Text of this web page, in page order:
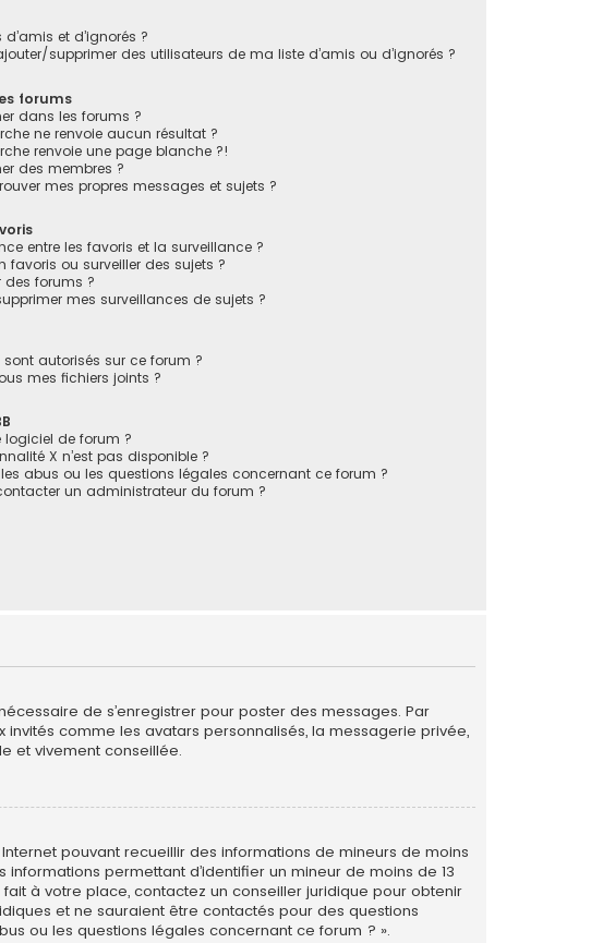
et d’ignorés ?
supprimer des utilisateurs de ma liste d’amis ou d’ignorés ?
forums
dans les forums ?
ne renvoie aucun résultat ?
renvoie une page blanche ?!
des membres ?
mes propres messages et sujets ?
entre les favoris et la surveillance ?
favoris ou surveiller des sujets ?
des forums ?
mes surveillances de sujets ?
sont autorisés sur ce forum ?
mes fichiers joints ?
logiciel de forum ?
X n’est pas disponible ?
abus ou les questions légales concernant ce forum ?
un administrateur du forum ?
de s’enregistrer pour poster des messages. Par
comme les avatars personnalisés, la messagerie privée,
et vivement conseillée.
pouvant recueillir des informations de mineurs de moins
permettant d’identifier un mineur de moins de 13
fait à votre place, contactez un conseiller juridique pour obtenir
et ne sauraient être contactés pour des questions
ou les questions légales concernant ce forum ? ».